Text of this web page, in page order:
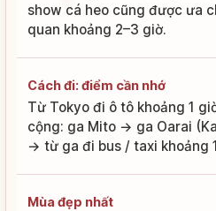
show cá heo cũng được ưa
quan khoảng 2–3 giờ.
Cách đi: điểm cần nhớ
Từ Tokyo đi ô tô khoảng 1
cộng: ga Mito → ga Oarai
→ từ ga đi bus / taxi khoảng
Mùa đẹp nhất